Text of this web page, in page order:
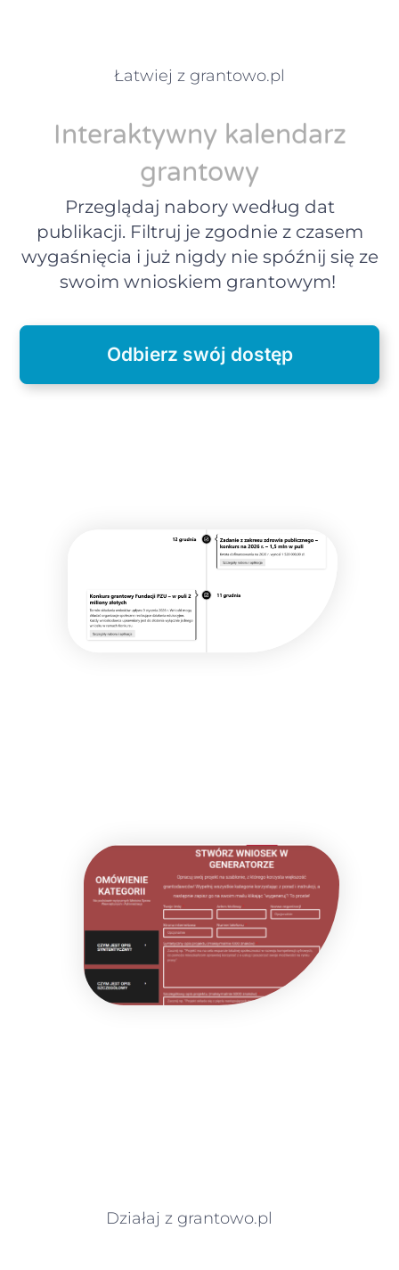
Łatwiej z grantowo.pl
Interaktywny kalendarz
grantowy
Przeglądaj nabory według dat
publikacji. Filtruj je zgodnie z czasem
wygaśnięcia i już nigdy nie spóźnij się ze
swoim wnioskiem grantowym!
Odbierz swój dostęp
Działaj z grantowo.pl